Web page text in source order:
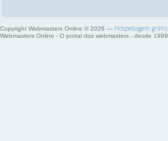
Copyright Webmasters Online © 2026 — Hospedagem grátis
Webmasters Online - O portal dos webmasters - desde 1999